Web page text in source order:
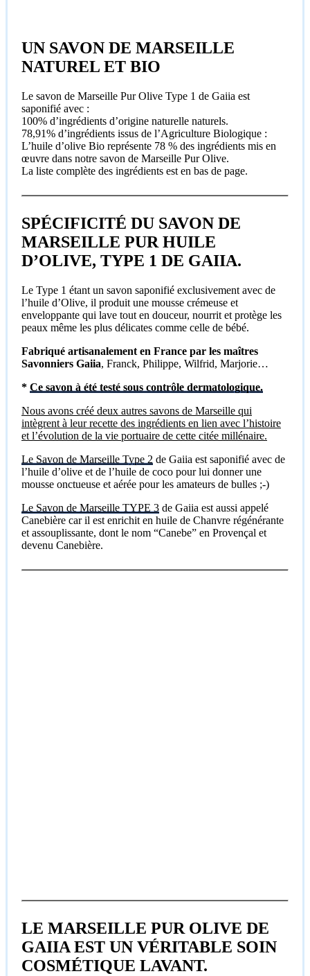
UN SAVON DE MARSEILLE
NATUREL ET BIO
Le savon de Marseille Pur Olive Type 1 de Gaiia est
saponifié avec :
100% d’ingrédients d’origine naturelle naturels.
78,91% d’ingrédients issus de l’Agriculture Biologique :
L’huile d’olive Bio représente 78 % des ingrédients mis en
œuvre dans notre savon de Marseille Pur Olive.
La liste complète des ingrédients est en bas de page.
SPÉCIFICITÉ DU SAVON DE
MARSEILLE PUR HUILE
D’OLIVE, TYPE 1 DE GAIIA.
Le Type 1 étant un savon saponifié exclusivement avec de
l’huile d’Olive, il produit une mousse crémeuse et
enveloppante qui lave tout en douceur, nourrit et protège les
peaux même les plus délicates comme celle de bébé.
Fabriqué artisanalement en France par les maîtres
Savonniers Gaiia, Franck, Philippe, Wilfrid, Marjorie…
* Ce savon à été testé sous contrôle dermatologique.
Nous avons créé deux autres savons de Marseille qui
intègrent à leur recette des ingrédients en lien avec l’histoire
et l’évolution de la vie portuaire de cette citée millénaire.
Le Savon de Marseille Type 2 de Gaiia est saponifié avec de
l’huile d’olive et de l’huile de coco pour lui donner une
mousse onctueuse et aérée pour les amateurs de bulles ;-)
Le Savon de Marseille TYPE 3 de Gaiia est aussi appelé
Canebière car il est enrichit en huile de Chanvre régénérante
et assouplissante, dont le nom “Canebe” en Provençal et
devenu Canebière.
LE MARSEILLE PUR OLIVE DE
GAIIA EST UN VÉRITABLE SOIN
COSMÉTIQUE LAVANT.